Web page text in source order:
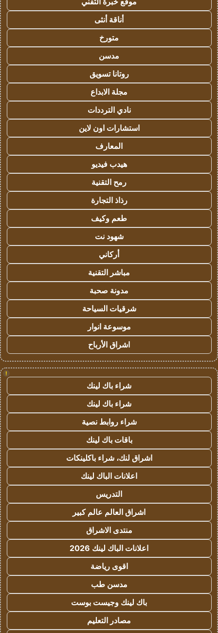
أناقة أنثى
متورخ
مدسن
روتانا تسويق
مجلة الابداع
نادي الترددات
استشارات اون لاين
المعارف
هيدب فيديو
رمح التقنية
رذاذ التجارة
طعم وكيف
شهود نت
أركاني
مباشر التقنية
مدونة صحبة
شرقيات السياحة
موسوعة انوار
اشراق الأرباح
!
شراء باك لينك
شراء باك لينك
شراء روابط نصية
باقات باك لينك
اشراق لنك، شراء باكلينكات
اعلانات الباك لينك
التدريس
اشراق العالم عالم كبير
منتدى الاشراق
اعلانات الباك لينك 2026
اقوى رياضة
مدسن طب
باك لينك وجيست بوست
مصادر التعليم